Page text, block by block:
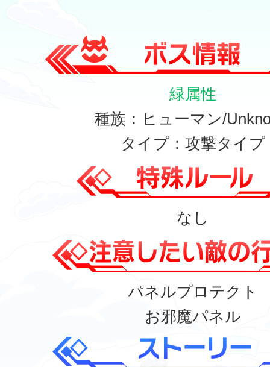
緑属性
種族：ヒューマン/
タイプ：攻撃タイプ
なし
パネルプロテクト
お邪魔パネル